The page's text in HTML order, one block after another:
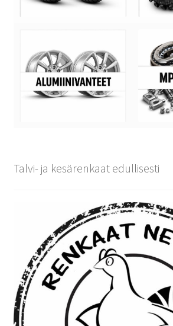
Talvi- ja kesärenkaat edullisesti